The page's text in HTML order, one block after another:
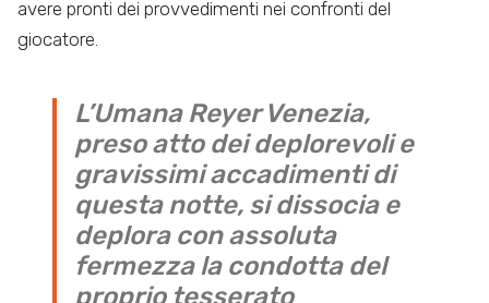
avere pronti dei provvedimenti nei confronti del
giocatore.
L’Umana Reyer Venezia,
preso atto dei deplorevoli e
gravissimi accadimenti di
questa notte, si dissocia e
deplora con assoluta
fermezza la condotta del
proprio tesserato